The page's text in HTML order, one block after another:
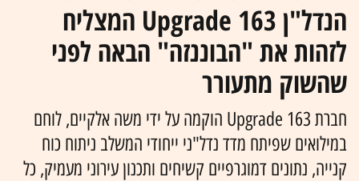
הנדל"ן Upgrade 163 המצליח
לזהות את "הבוננזה" הבאה לפני
שהשוק מתעורר
חברת Upgrade 163 הוקמה על ידי משה אלקיים, לוחם
במילואים שפיתח מדד נדל"ני ייחודי המשלב ניתוח כוח
קנייה, נתונים דמוגרפיים קשיחים ותכנון עירוני מעמיק, כל